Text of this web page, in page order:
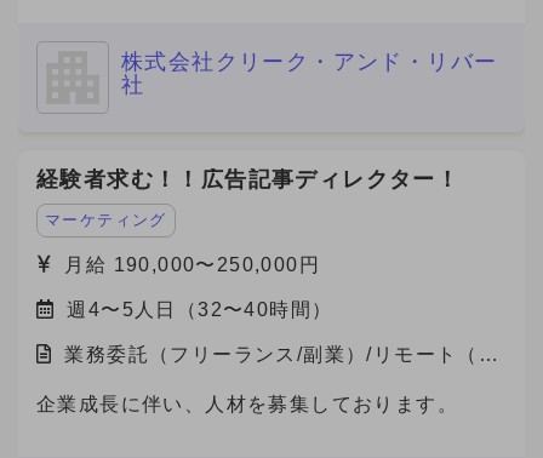
株式会社クリーク・アンド・リバー
社
経験者求む！！広告記事ディレクター！
マーケティング
月給 190,000〜250,000円
週4〜5人日（32〜40時間）
業務委託（フリーランス/副業）/リモート（在
企業成長に伴い、人材を募集しております。